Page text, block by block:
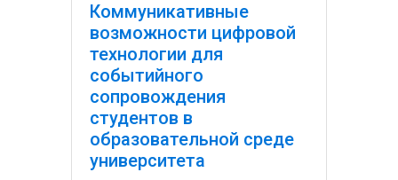
Коммуникативные
возможности цифровой
технологии для
событийного
сопровождения
студентов в
образовательной среде
университета